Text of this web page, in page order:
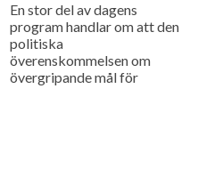
En stor del av dagens
program handlar om att den
politiska
överenskommelsen om
övergripande mål för